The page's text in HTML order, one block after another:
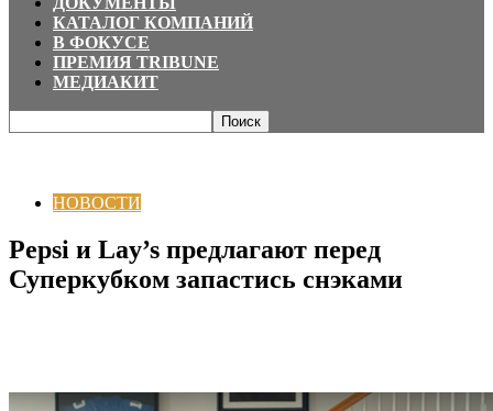
КАТАЛОГ КОМПАНИЙ
В ФОКУСЕ
ПРЕМИЯ TRIBUNE
МЕДИАКИТ
НОВОСТИ
Pepsi и Lay’s предлагают перед
Суперкубком запастись снэками